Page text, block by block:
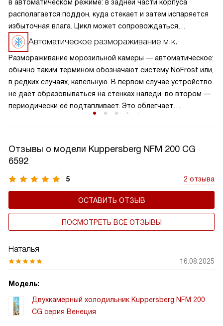
в автоматическом режиме: в задней части корпуса
располагается поддон, куда стекает и затем испаряется
избыточная влага. Цикл может сопровождаться
небольшим шумом. Процесс не требует участия человека,
более того, применение дополнительных средств
категорически не рекомендуется.
Автоматическое размораживание м.к.
Размораживание морозильной камеры — автоматическое:
обычно таким термином обозначают систему NoFrost или,
в редких случаях, капельную. В первом случае устройство
не даёт образовываться на стенках наледи, во втором —
периодически её подтапливает. Это облегчает
Отзывы о модели Kuppersberg NFM 200 CG
6592
5 2 отзыва
ОСТАВИТЬ ОТЗЫВ
ПОСМОТРЕТЬ ВСЕ ОТЗЫВЫ
Наталья
16.08.2025
Модель:
Двухкамерный холодильник Kuppersberg NFM 200
CG серия Венеция